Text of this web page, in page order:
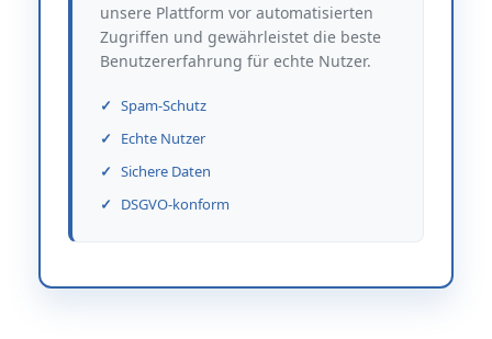
unsere Plattform vor automatisierten
Zugriffen und gewährleistet die beste
Benutzererfahrung für echte Nutzer.
Spam-Schutz
Echte Nutzer
Sichere Daten
DSGVO-konform